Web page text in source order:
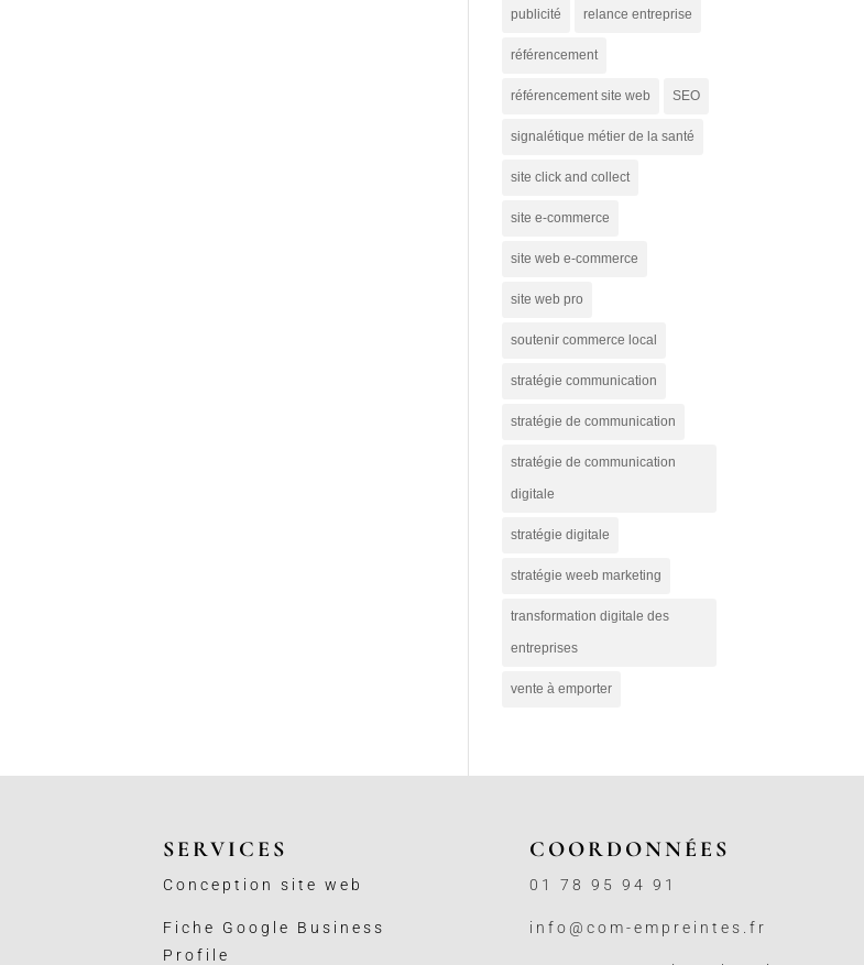
publicité relance entreprise
référencement
référencement site web SEO
signalétique métier de la santé
site click and collect
site e-commerce
site web e-commerce
site web pro
soutenir commerce local
stratégie communication
stratégie de communication
stratégie de communication
digitale
stratégie digitale
stratégie weeb marketing
transformation digitale des
entreprises
vente à emporter
SERVICES
Conception site web
Fiche Google Business
Profile
COORDONNÉES
01 78 95 94 91
info@com-empreintes.fr